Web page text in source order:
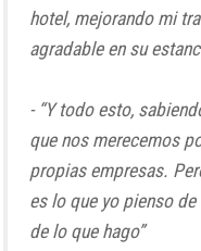
hotel, mejorando mi
agradable en su
- “Y todo esto,
que nos merecemos
propias empresas.
es lo que yo pienso
de lo que hago”